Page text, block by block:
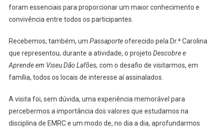
foram essenciais para proporcionar um maior conhecimento e
convivência entre todos os participantes.
Recebemos, também, um Passaporteoferecido pela Dr.ª Carolina
que representou, durante a atividade, o projeto Descobre e
Aprende em Viseu Dão Lafões, com o desafio de visitarmos, em
família, todos os locais de interesse aí assinalados.
A visita foi, sem dúvida, uma experiência memorável para
percebermos a importância dos valores que estudamos na
disciplina de EMRC e um modo de, no dia a dia, aprofundarmos